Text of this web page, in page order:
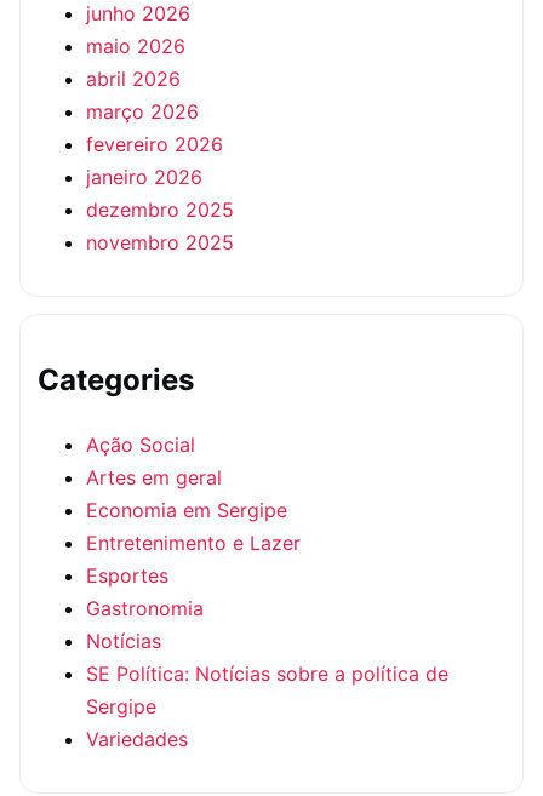
junho 2026
maio 2026
abril 2026
março 2026
fevereiro 2026
janeiro 2026
dezembro 2025
novembro 2025
Categories
Ação Social
Artes em geral
Economia em Sergipe
Entretenimento e Lazer
Esportes
Gastronomia
Notícias
SE Política: Notícias sobre a política de
Sergipe
Variedades